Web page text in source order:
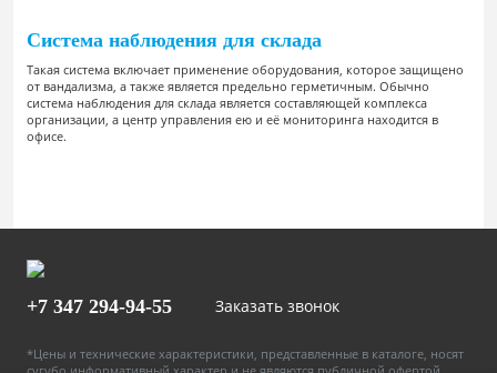
Система наблюдения для склада
Такая система включает применение оборудования, которое защищено
от вандализма, а также является предельно герметичным. Обычно
система наблюдения для склада является составляющей комплекса
организации, а центр управления ею и её мониторинга находится в
офисе.
+7 347 294-94-55 Заказать звонок
*Цены и технические характеристики, представленные в каталоге, носят